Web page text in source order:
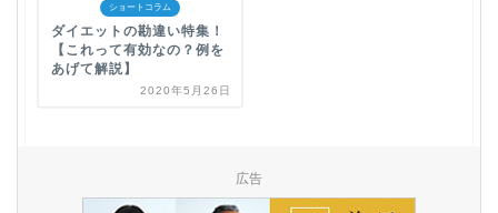
ショートコラム
ダイエットの勘違い特集！
【これって有効なの？例を
あげて解説】
2020年5月26日
広告